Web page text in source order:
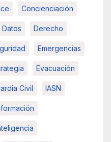
Concienciación
Datos Derecho
Emergencias
Evacuación
Civil IASN